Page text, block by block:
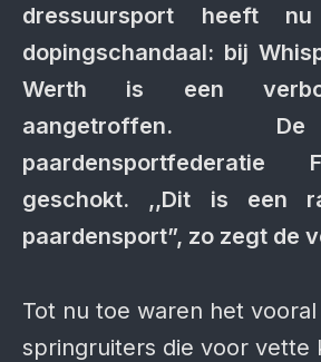
dressuursport heeft
dopingschandaal: bij
Werth is een
aangetroffen.
paardensportfederatie
geschokt. ,,Dit is een
paardensport”, zo zegt de
Tot nu toe waren het vooral
springruiters die voor vette